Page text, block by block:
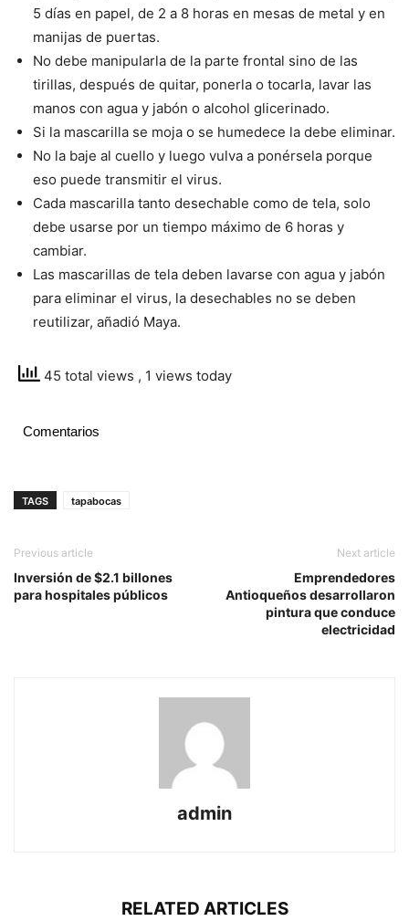
5 días en papel, de 2 a 8 horas en mesas de metal y en
manijas de puertas.
No debe manipularla de la parte frontal sino de las
tirillas, después de quitar, ponerla o tocarla, lavar las
manos con agua y jabón o alcohol glicerinado.
Si la mascarilla se moja o se humedece la debe eliminar.
No la baje al cuello y luego vulva a ponérsela porque
eso puede transmitir el virus.
Cada mascarilla tanto desechable como de tela, solo
debe usarse por un tiempo máximo de 6 horas y
cambiar.
Las mascarillas de tela deben lavarse con agua y jabón
para eliminar el virus, la desechables no se deben
reutilizar, añadió Maya.
45 total views , 1 views today
Comentarios
TAGS tapabocas
Previous article
Inversión de $2.1 billones
para hospitales públicos
Next article
Emprendedores
Antioqueños desarrollaron
pintura que conduce
electricidad
admin
RELATED ARTICLES